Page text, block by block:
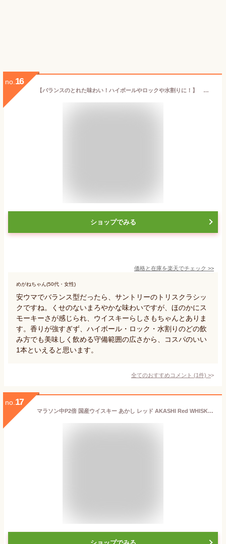
no. 16
【バランスのとれた味わい！ハイボールやロックや水割りに！】 サントリー トリス クラシック 37度 700ml
ショップでみる
価格と在庫を楽天でチェック >>
めがねちゃん(50代・女性)
安ウマでバランス型だったら、サントリーのトリスクラシッ
クですね。くせのないまろやかな味わいですが、ほのかにス
モーキーさが感じられ、ウイスキーらしさもちゃんとありま
す。香りが強すぎず、ハイボール・ロック・水割りのどの飲
み方でも美味しく飲める守備範囲の広さから、コスパのいい
1本といえると思います。
全てのおすすめコメント (1件) >
no. 17
マラソン中P2倍 国産ウイスキー あかし レッド AKASHI Red WHISKY 江井ヶ嶋酒造 40度 500ml 洋酒 ウイスキー お酒 ギフト プレゼント 飲み比べ 内祝い 誕生日 男性 女性 お中元 父の日